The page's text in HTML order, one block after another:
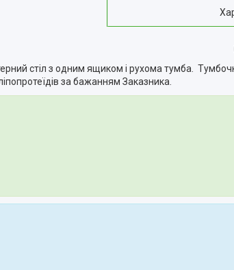
стіл з одним ящиком і рухома тумба.
за бажанням Заказника.